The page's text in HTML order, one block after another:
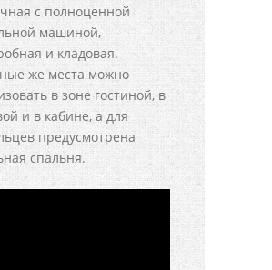
с полноценной
машиной,
и кладовая.
же места можно
в зоне гостиной, в
и в кабине, а для
предусмотрена
спальня.